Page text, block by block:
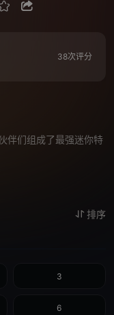
38次评分
伴们组成了最强迷你特
排序
3
6